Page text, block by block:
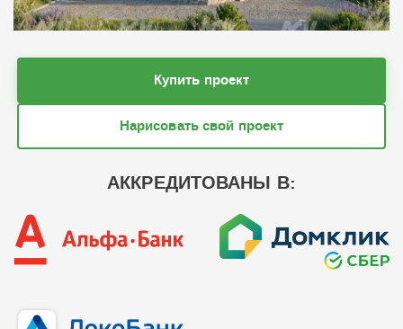
Купить проект
Нарисовать свой проект
АККРЕДИТОВАНЫ В: